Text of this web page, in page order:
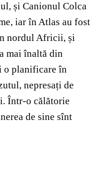
și Canionul Colca
iar în Atlas au fost
nordul Africii, și
mai înaltă din
o planificare în
nepresați de
Într-o călătorie
de sine sînt